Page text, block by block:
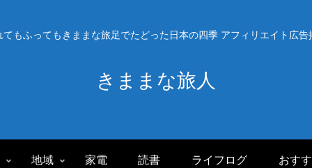
てもふってもきままな旅足でたどった日本の四季 アフィリエイト広告
きままな旅人
地域 家電 読書 ライフログ おす